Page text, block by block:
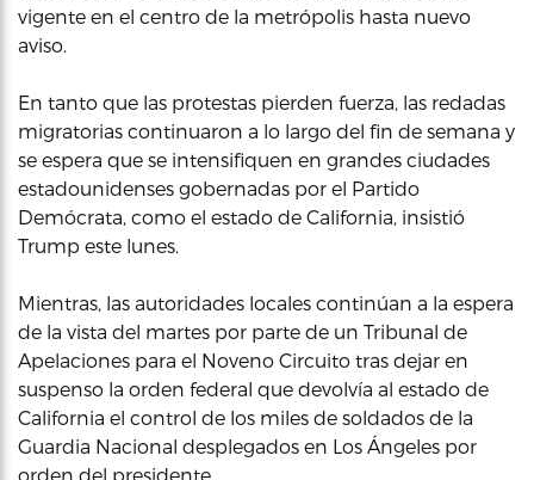
vigente en el centro de la metrópolis hasta nuevo
aviso.
En tanto que las protestas pierden fuerza, las redadas
migratorias continuaron a lo largo del fin de semana y
se espera que se intensifiquen en grandes ciudades
estadounidenses gobernadas por el Partido
Demócrata, como el estado de California, insistió
Trump este lunes.
Mientras, las autoridades locales continúan a la espera
de la vista del martes por parte de un Tribunal de
Apelaciones para el Noveno Circuito tras dejar en
suspenso la orden federal que devolvía al estado de
California el control de los miles de soldados de la
Guardia Nacional desplegados en Los Ángeles por
orden del presidente.